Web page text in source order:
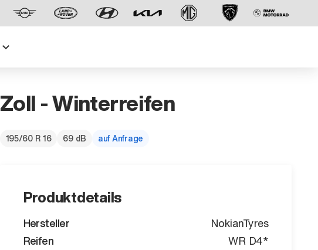
Geschaffen, um vorauszugehen.
Zoll - Winterreifen
195/60 R 16 69 dB auf Anfrage
Produktdetails
Hersteller
NokianTyres
Reifen
WR D4*